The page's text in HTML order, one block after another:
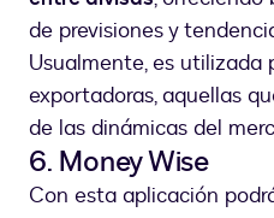
de previsiones y
Usualmente, es utilizada
exportadoras, aquellas
de las dinámicas del
6. Money Wise
Con esta aplicación